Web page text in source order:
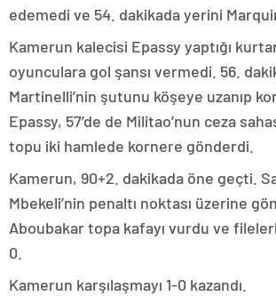
edemedi ve 54. dakikada yerini
Kamerun kalecisi Epassy yaptığı
oyunculara gol şansı vermedi. 56.
Martinelli’nin şutunu köşeye uzanıp
Epassy, 57’de de Militao’nun ceza
topu iki hamlede kornere gönderdi.
Kamerun, 90+2. dakikada öne geçti.
Mbekeli’nin penaltı noktası üzerine
Aboubakar topa kafayı vurdu ve fileleri
0.
Kamerun karşılaşmayı 1-0 kazandı.